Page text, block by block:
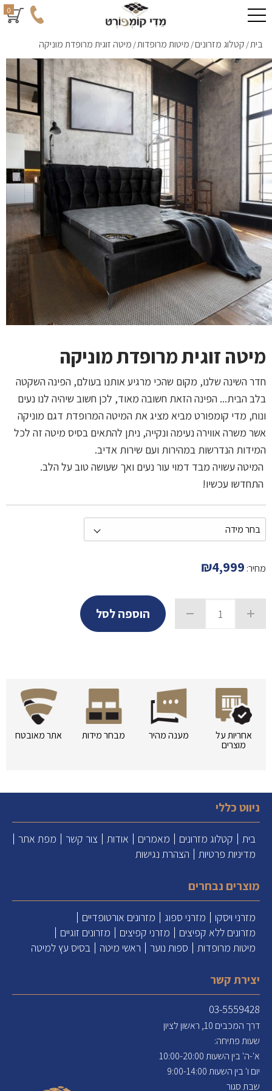
0
בית/ קטלוג מזרונים/ מיטות מרופדות/ מיטה זוגית מרופדת מוניקה
מיטה זוגית מרופדת מוניקה
חדר השינה שלנו, מקום שהכי מרגיע אותנו בעולם, הפינה השקטה
בלב הבית... הפינה הזאת חשובה מאוד, לכן חשוב שיהיה לנו נעים
ונוח, מדי קומפורט מביא מציג את המיטה המרופדת דגם מוניקה
אשר משרה אווירה נעימה ונקייה, ניתן להתאים בסיס מיטה זה לכל
המידות הנדרשות במהירות ועם שירות אדיב.
המיטה עשויה מבד דמוי עור נעים ואך שעושה טוב על הלב.
התחדשו עכשיו!
מחיר: ₪4,999
הוספה לסל
אחריות על
מוצרים
מענה מהיר מבחר מידות אתר מאובטח
ניווט כללי
בית קטלוג מזרונים מאמרים אודות צור קשר
מפת אתר
מדיניות פרטיות
הצהרת נגישות
מוצרים נבחרים
מזרני ויסקו מזרני ספוג
מזרונים אורטופדיים
מזרונים ללא קפיצים
מזרני קפיצים
מזרונים זוגיים
מיטות מרופדות
ספות נוער ראשי מיטה בסיס עץ למיטה
יצירת קשר
03-5559428
דרך המכבים 10, ראשון לציון
שעות פתיחה:
א'-ה' בין השעות 10:00-20:00
יום ו' בין השעות 9:00-14:00
שבת סגור